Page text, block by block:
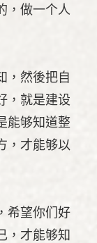
，做一个人
，然後把自
，就是建设
能够知道整
，才能够以
希望你们好
，才能够知